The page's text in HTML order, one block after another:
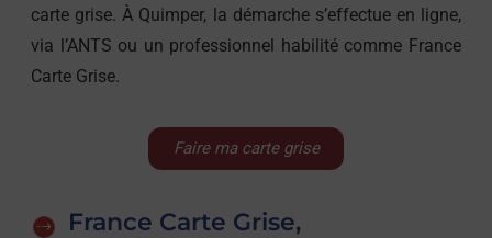
carte grise. À Quimper, la démarche s’effectue en ligne,
via l’ANTS ou un professionnel habilité comme France
Carte Grise.
Faire ma carte grise
France Carte Grise,